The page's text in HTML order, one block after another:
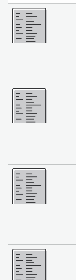
Flere
Flere
Flere
Flere